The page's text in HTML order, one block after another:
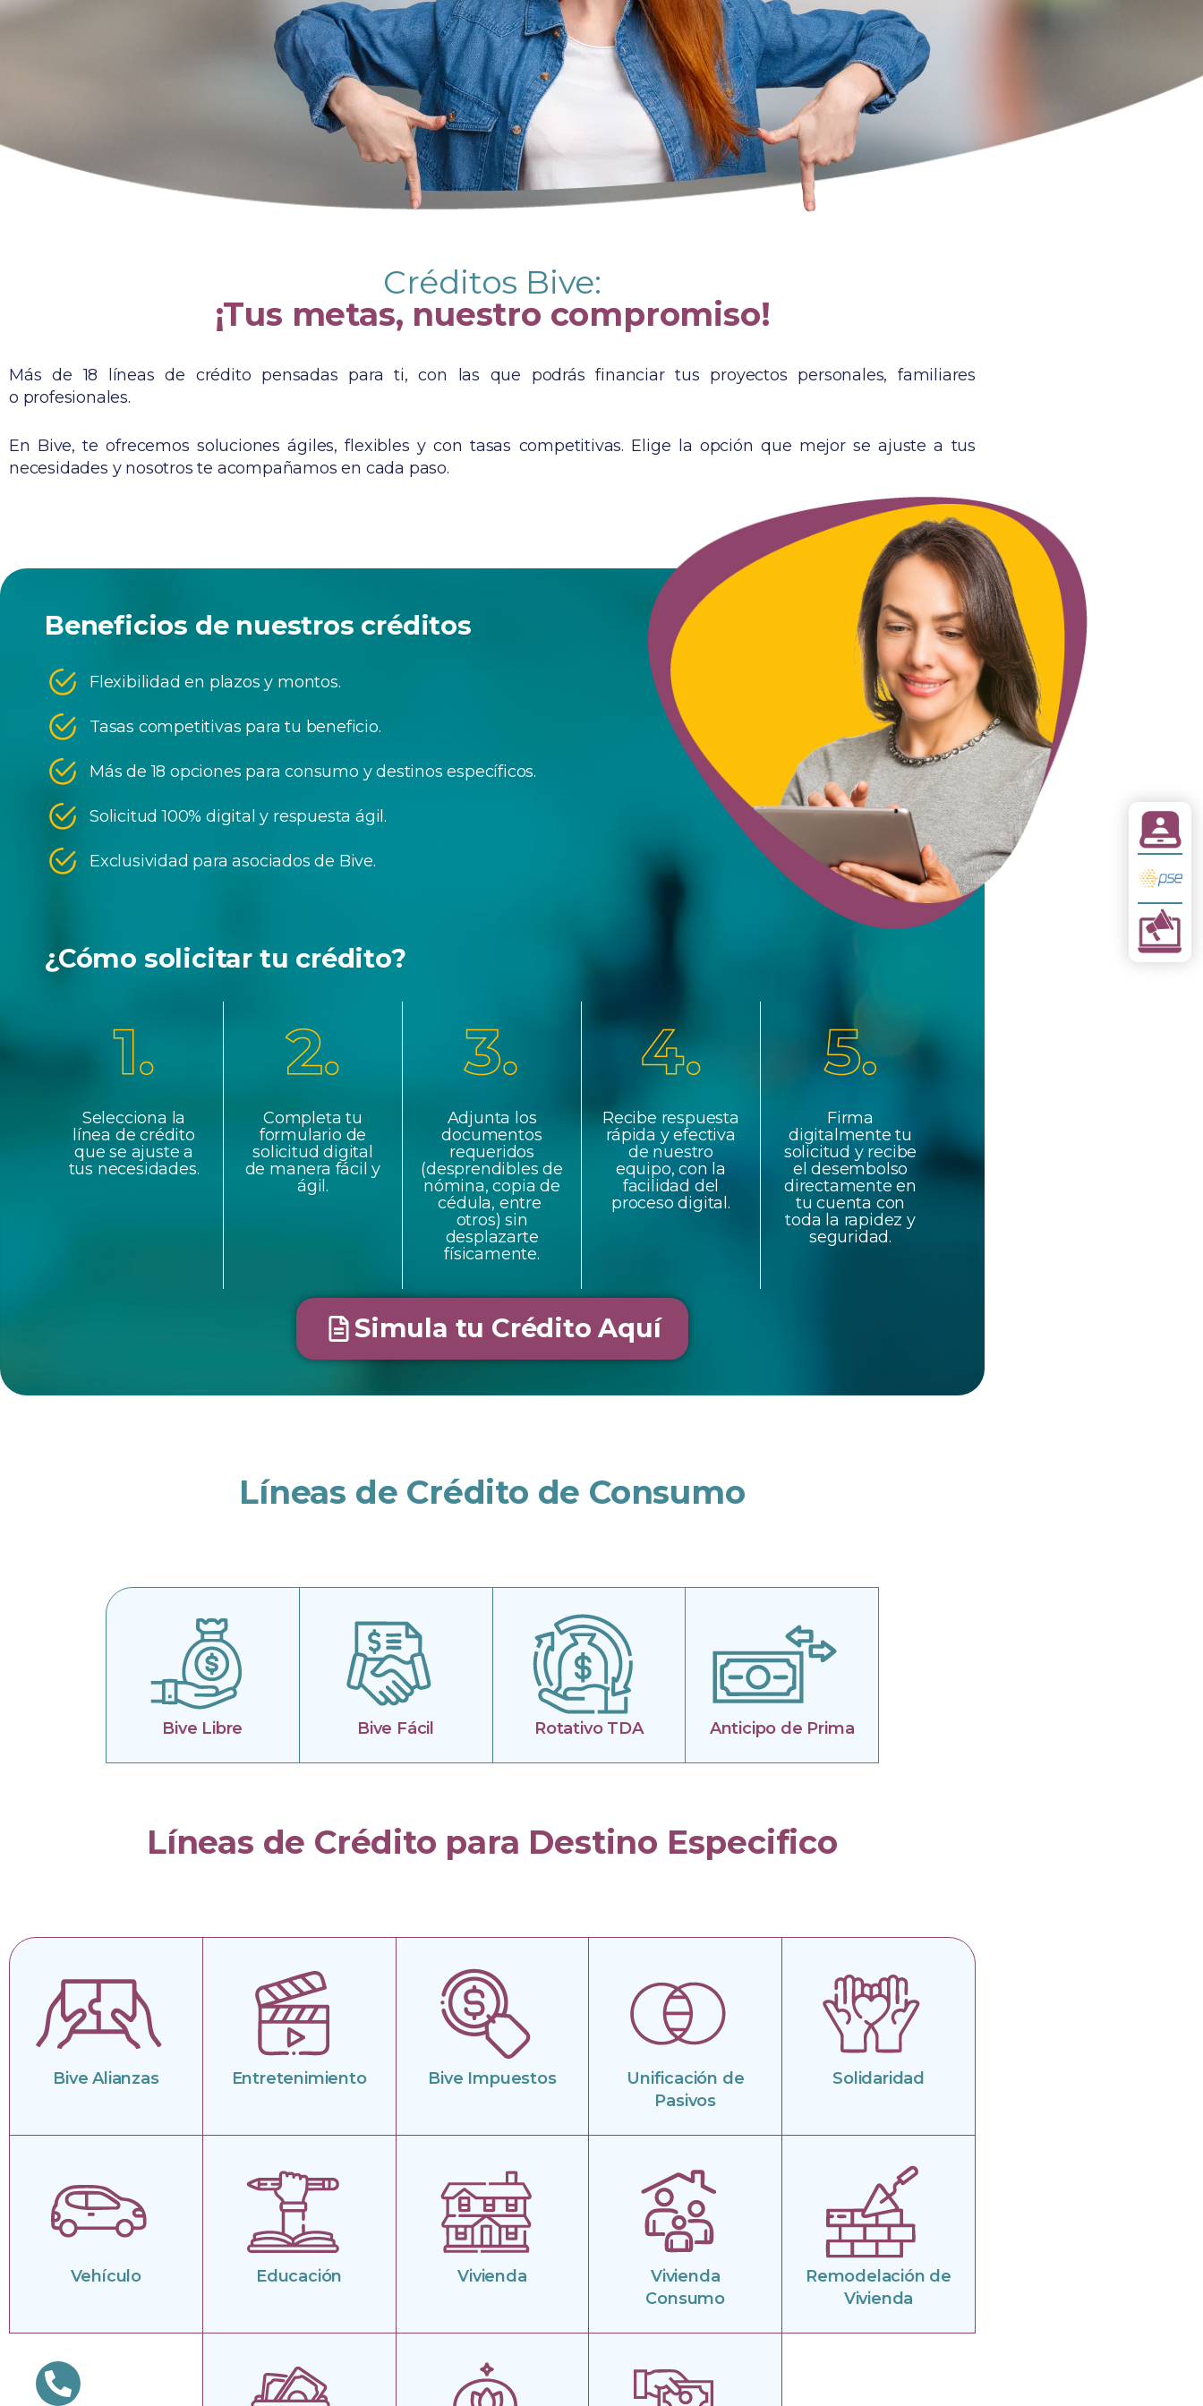
Créditos Bive:
¡Tus metas, nuestro compromiso!
Más de 18 líneas de crédito pensadas para ti, con las que podrás financiar tus proyectos personales, familiares
o profesionales.
En Bive, te ofrecemos soluciones ágiles, flexibles y con tasas competitivas. Elige la opción que mejor se ajuste a tus
necesidades y nosotros te acompañamos en cada paso.
Beneficios de nuestros créditos
Flexibilidad en plazos y montos.
Tasas competitivas para tu beneficio.
Más de 18 opciones para consumo y destinos específicos.
Solicitud 100% digital y respuesta ágil.
Exclusividad para asociados de Bive.
¿Cómo solicitar tu crédito?
Selecciona la
línea de crédito
que se ajuste a
tus necesidades.
Completa tu
formulario de
solicitud digital
de manera fácil y
ágil.
Adjunta los
documentos
requeridos
(desprendibles de
nómina, copia de
cédula, entre
otros) sin
desplazarte
físicamente.
Recibe respuesta
rápida y efectiva
de nuestro
equipo, con la
facilidad del
proceso digital.
Firma
digitalmente tu
solicitud y recibe
el desembolso
directamente en
tu cuenta con
toda la rapidez y
seguridad.
Simula tu Crédito Aquí
Líneas de Crédito de Consumo
Bive Libre Bive Fácil Rotativo TDA Anticipo de Prima
Líneas de Crédito para Destino Especifico
Bive Alianzas Entretenimiento Bive Impuestos
Unificación de
Pasivos
Solidaridad
Vehículo Educación Vivienda
Vivienda
Consumo
Remodelación de
Vivienda